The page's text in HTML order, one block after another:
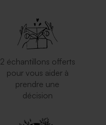
2 échantillons offerts
pour vous aider à
prendre une
décision